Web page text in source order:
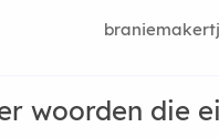
woorden die